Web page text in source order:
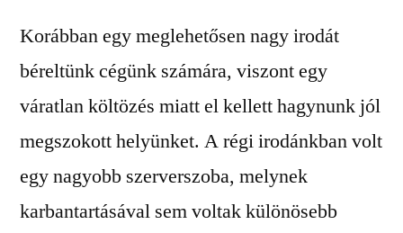
Korábban egy meglehetősen nagy irodát
béreltünk cégünk számára, viszont egy
váratlan költözés miatt el kellett hagynunk jól
megszokott helyünket. A régi irodánkban volt
egy nagyobb szerverszoba, melynek
karbantartásával sem voltak különösebb